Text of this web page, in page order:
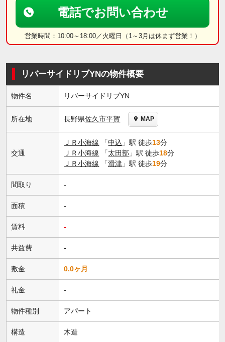
電話でお問い合わせ
営業時間：10:00～18:00／火曜日（1～3月は休まず営業！）
リバーサイドリブYNの物件概要
物件名 リバーサイドリブYN
所在地 長野県佐久市平賀 MAP
交通
ＪＲ小海線 「中込 」駅 徒歩13分
ＪＲ小海線 「太田部 」駅 徒歩18分
ＪＲ小海線 「滑津 」駅 徒歩19分
間取り -
面積 -
賃料 -
共益費 -
敷金 0.0ヶ月
礼金 -
物件種別 アパート
構造 木造